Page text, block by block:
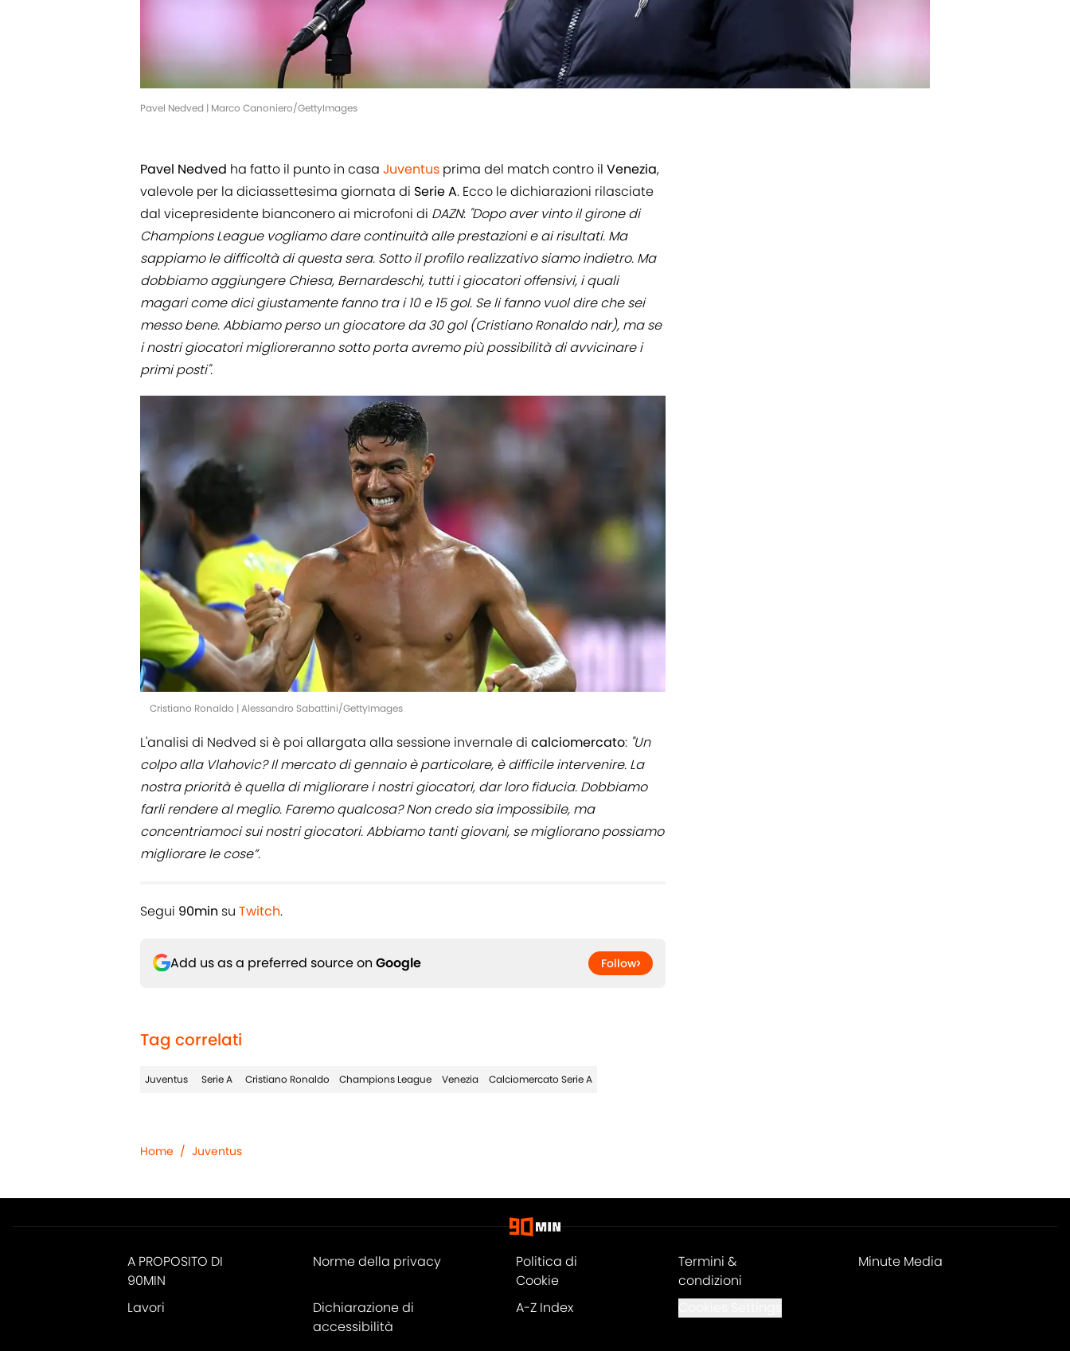
Pavel Nedved | Marco Canoniero/GettyImages
Pavel Nedved ha fatto il punto in casa Juventus prima del match contro il Venezia,
valevole per la diciassettesima giornata di Serie A. Ecco le dichiarazioni rilasciate
dal vicepresidente bianconero ai microfoni di DAZN: "Dopo aver vinto il girone di
Champions League vogliamo dare continuità alle prestazioni e ai risultati. Ma
sappiamo le difficoltà di questa sera. Sotto il profilo realizzativo siamo indietro. Ma
dobbiamo aggiungere Chiesa, Bernardeschi, tutti i giocatori offensivi, i quali
magari come dici giustamente fanno tra i 10 e 15 gol. Se li fanno vuol dire che sei
messo bene. Abbiamo perso un giocatore da 30 gol (Cristiano Ronaldo ndr), ma se
i nostri giocatori miglioreranno sotto porta avremo più possibilità di avvicinare i
primi posti".
Cristiano Ronaldo | Alessandro Sabattini/GettyImages
L'analisi di Nedved si è poi allargata alla sessione invernale di calciomercato: "Un
colpo alla Vlahovic? Il mercato di gennaio è particolare, è difficile intervenire. La
nostra priorità è quella di migliorare i nostri giocatori, dar loro fiducia. Dobbiamo
farli rendere al meglio. Faremo qualcosa? Non credo sia impossibile, ma
concentriamoci sui nostri giocatori. Abbiamo tanti giovani, se migliorano possiamo
migliorare le cose”.
Segui 90min su Twitch.
Add us as a preferred source on Google Follow
Tag correlati
Juventus Serie A Cristiano Ronaldo Champions League Venezia Calciomercato Serie A
Home / Juventus
A PROPOSITO DI
90MIN
Norme della privacy
Politica di
Cookie
Termini &
condizioni
Minute Media
Lavori
Dichiarazione di
accessibilità
A-Z Index